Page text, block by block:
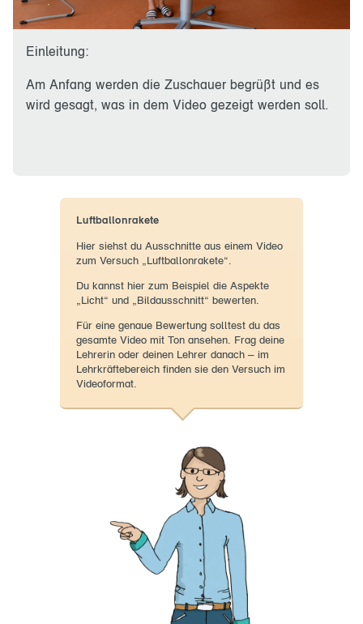
Einleitung:
Am Anfang werden die Zuschauer begrüßt und es
wird gesagt, was in dem Video gezeigt werden soll.
Luftballonrakete
Hier siehst du Ausschnitte aus einem Video
zum Versuch „Luftballonrakete“.
Du kannst hier zum Beispiel die Aspekte
„Licht“ und „Bildausschnitt“ bewerten.
Für eine genaue Bewertung solltest du das
gesamte Video mit Ton ansehen. Frag deine
Lehrerin oder deinen Lehrer danach – im
Lehrkräftebereich finden sie den Versuch im
Videoformat.